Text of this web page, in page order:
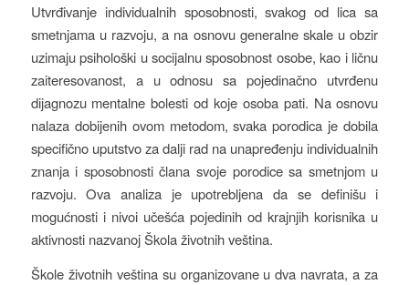
Utvrđivanje individualnih sposobnosti, svakog od lica sa
smetnjama u razvoju, a na osnovu generalne skale u obzir
uzimaju psihološki u socijalnu sposobnost osobe, kao i ličnu
zaiteresovanost, a u odnosu sa pojedinačno utvrđenu
dijagnozu mentalne bolesti od koje osoba pati. Na osnovu
nalaza dobijenih ovom metodom, svaka porodica je dobila
specifično uputstvo za dalji rad na unapređenju individualnih
znanja i sposobnosti člana svoje porodice sa smetnjom u
razvoju. Ova analiza je upotrebljena da se definišu i
mogućnosti i nivoi učešća pojedinih od krajnjih korisnika u
aktivnosti nazvanoj Škola životnih veština.
Škole životnih veština su organizovane u dva navrata, a za